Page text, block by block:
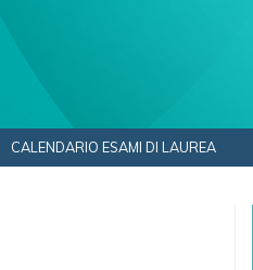
CALENDARIO ESAMI DI LAUREA